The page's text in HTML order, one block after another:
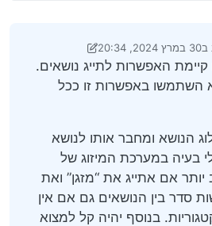
ב30 במרץ 2024, 20:34
לאחרונה על ידי מאיר
האפשרות לתייג נושאים.
באפשרות זו ככל
הנושא ומחבר אותו לנושא
בעיה במערכת המיזוג של
יותר אם אתייג את “מזגן” ואת
סדר בין הנושאים גם אם אין
בנוסף יהיה קל למצוא